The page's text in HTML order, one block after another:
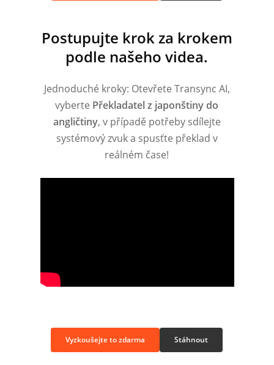
Postupujte krok za krokem
podle našeho videa.
Jednoduché kroky: Otevřete Transync AI,
vyberte Překladatel z japonštiny do
angličtiny, v případě potřeby sdílejte
systémový zvuk a spusťte překlad v
reálném čase!
Vyzkoušejte to zdarma Stáhnout